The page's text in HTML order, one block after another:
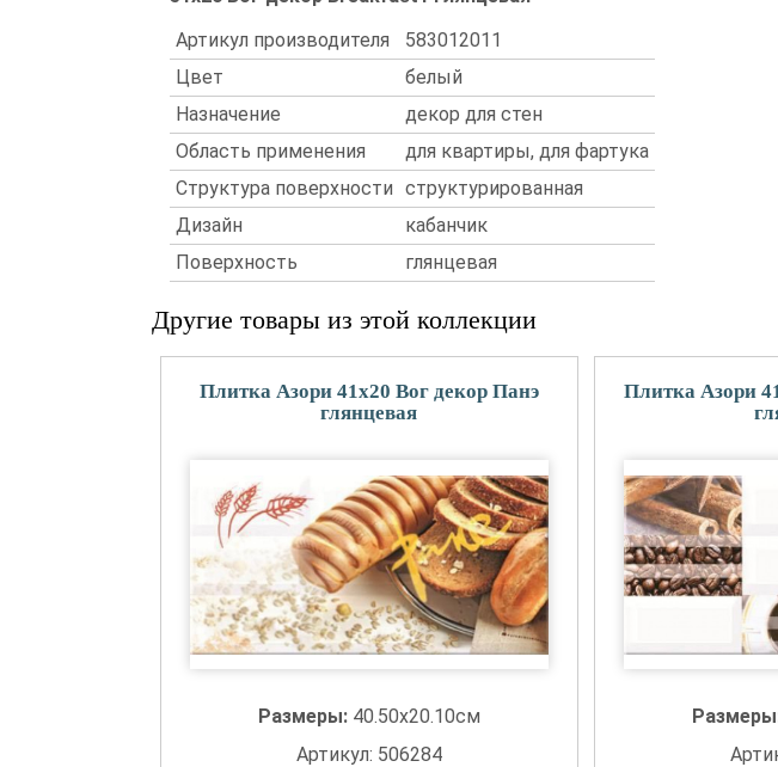
Артикул производителя
583012011
Цвет
белый
Назначение
декор для стен
Область применения
для квартиры, для фартука
Структура поверхности структурированная
Дизайн
кабанчик
Поверхность
глянцевая
Другие товары из этой коллекции
Плитка Азори 41x20 Вог декор Панэ
глянцевая
Размеры: 40.50x20.10см
Артикул: 506284
Плитка Азори